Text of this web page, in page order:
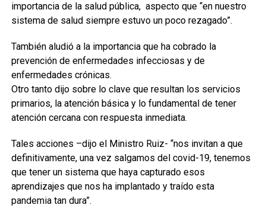
importancia de la salud pública, aspecto que “en nuestro
sistema de salud siempre estuvo un poco rezagado”.
También aludió a la importancia que ha cobrado la
prevención de enfermedades infecciosas y de
enfermedades crónicas.
Otro tanto dijo sobre lo clave que resultan los servicios
primarios, la atención básica y lo fundamental de tener
atención cercana con respuesta inmediata.
Tales acciones –dijo el Ministro Ruiz- “nos invitan a que
definitivamente, una vez salgamos del covid-19, tenemos
que tener un sistema que haya capturado esos
aprendizajes que nos ha implantado y traído esta
pandemia tan dura”.